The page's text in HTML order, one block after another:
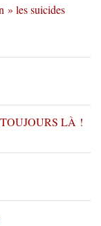
» les suicides
LÀ !